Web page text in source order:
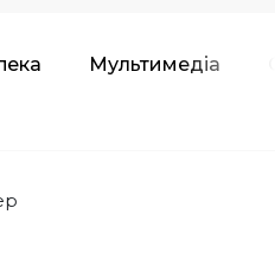
Мультимедіа